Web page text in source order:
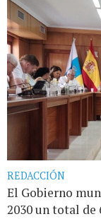
REDACCIÓN
El Gobierno
2030 un total